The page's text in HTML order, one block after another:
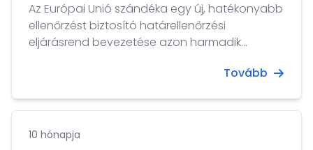
Az Európai Unió szándéka egy új, hatékonyabb
ellenőrzést biztosító határellenőrzési
eljárásrend bevezetése azon harmadik
schengeni övezetbe kívánnak belépni, ezért
Rendszert (EES), amely október 12-től fog
Tovább
10 hónapja